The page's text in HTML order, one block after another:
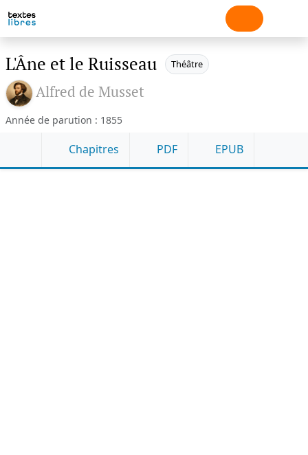
L'Âne et le Ruisseau Théâtre
Alfred de Musset
Année de parution : 1855
Chapitres PDF EPUB